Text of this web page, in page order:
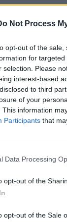
Not Process
opt-out of the
for
selection. Please
interest-based
to third
of your
This information
Participants that
Data Processing
opt-out of the
opt-out of the Sale
5 Ιανουαρίου,
Α.Ε.